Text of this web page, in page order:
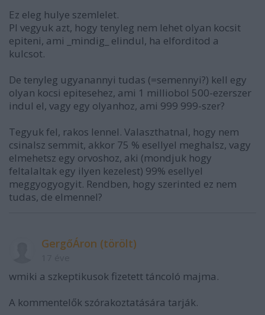
Ez eleg hulye szemlelet.
Pl vegyuk azt, hogy tenyleg nem lehet olyan kocsit
epiteni, ami _mindig_ elindul, ha elforditod a
kulcsot.
De tenyleg ugyanannyi tudas (=semennyi?) kell egy
olyan kocsi epitesehez, ami 1 milliobol 500-ezerszer
indul el, vagy egy olyanhoz, ami 999 999-szer?
Tegyuk fel, rakos lennel. Valaszthatnal, hogy nem
csinalsz semmit, akkor 75 % esellyel meghalsz, vagy
elmehetsz egy orvoshoz, aki (mondjuk hogy
feltalaltak egy ilyen kezelest) 99% esellyel
meggyogyogyit. Rendben, hogy szerinted ez nem
tudas, de elmennel?
GergőÁron (törölt)
wmiki a szkeptikusok fizetett táncoló majma.
A kommentelők szórakoztatására tarják.